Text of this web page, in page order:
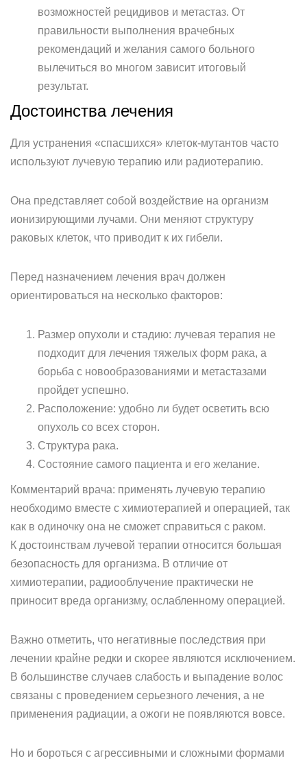
возможностей рецидивов и метастаз. От
правильности выполнения врачебных
рекомендаций и желания самого больного
вылечиться во многом зависит итоговый
результат.
Достоинства лечения
Для устранения «спасшихся» клеток-мутантов часто
используют лучевую терапию или радиотерапию.
Она представляет собой воздействие на организм
ионизирующими лучами. Они меняют структуру
раковых клеток, что приводит к их гибели.
Перед назначением лечения врач должен
ориентироваться на несколько факторов:
Размер опухоли и стадию: лучевая терапия не
подходит для лечения тяжелых форм рака, а
борьба с новообразованиями и метастазами
пройдет успешно.
Расположение: удобно ли будет осветить всю
опухоль со всех сторон.
Структура рака.
Состояние самого пациента и его желание.
Комментарий врача: применять лучевую терапию
необходимо вместе с химиотерапией и операцией, так
как в одиночку она не сможет справиться с раком.
К достоинствам лучевой терапии относится большая
безопасность для организма. В отличие от
химиотерапии, радиооблучение практически не
приносит вреда организму, ослабленному операцией.
Важно отметить, что негативные последствия при
лечении крайне редки и скорее являются исключением.
В большинстве случаев слабость и выпадение волос
связаны с проведением серьезного лечения, а не
применения радиации, а ожоги не появляются вовсе.
Но и бороться с агрессивными и сложными формами